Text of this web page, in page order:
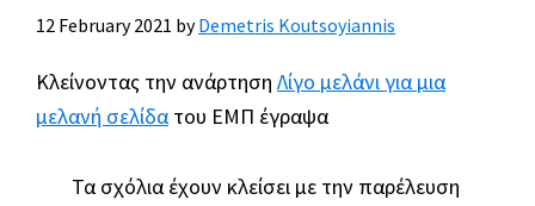
Ιτιάς
θέματα
για
επιστήμη,
12 February 2021 byDemetris Koutsoyiannis
Κλείνοντας την ανάρτηση Λίγο μελάνι για μια
μελανή σελίδατου ΕΜΠ έγραψα
Τα σχόλια έχουν κλείσει με την παρέλευση